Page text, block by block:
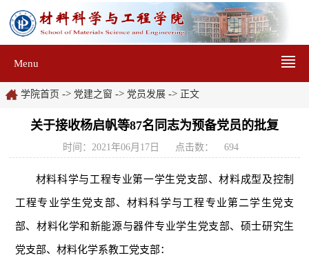
Menu
学院首页 -> 党建之窗 -> 党员发展 -> 正文
关于接收杨启帆等87名同志为预备党员的批复
时间：2021年06月17日 点击数： 694
材料科学与工程专业第一学生党支部、材料成型及控制
工程专业学生党支部、材料科学与工程专业第二学生党支
部、材料化学和新能源与器件专业学生党支部、硕士研究生
党支部、材料化学系教工党支部：